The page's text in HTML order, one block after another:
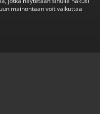
mainontaan voit vaikuttaa